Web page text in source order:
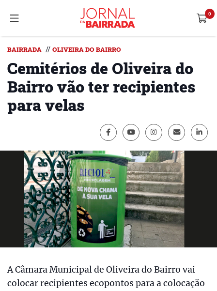
BAIRRADA // OLIVEIRA DO BAIRRO
Cemitérios de Oliveira do
Bairro vão ter recipientes
para velas
A Câmara Municipal de Oliveira do Bairro vai
colocar recipientes ecopontos para a colocação